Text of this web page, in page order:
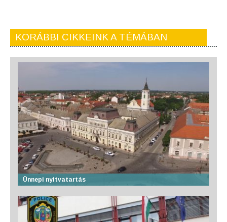
KORÁBBI CIKKEINK A TÉMÁBAN
Ünnepi nyitvatartás